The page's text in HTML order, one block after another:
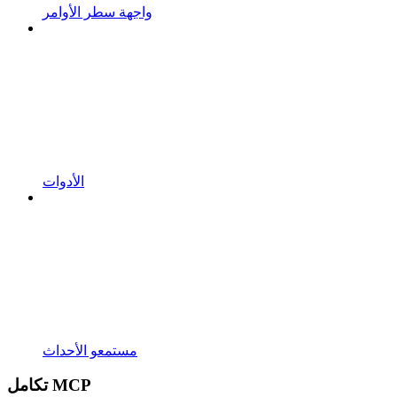
واجهة سطر الأوامر
الأدوات
مستمعو الأحداث
تكامل MCP